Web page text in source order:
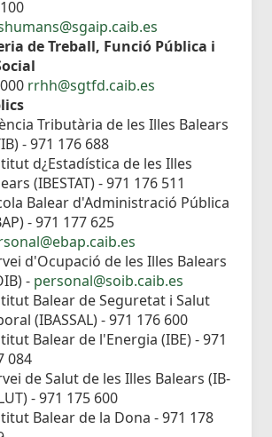
de Treball, Funció Pública i
rrhh@sgtfd.caib.es
Tributària de les Illes Balears
- 971 176 688
d¿Estadística de les Illes
(IBESTAT) - 971 176 511
Balear d'Administració Pública
- 971 177 625
d'Ocupació de les Illes Balears
- personal@soib.caib.es
Balear de Seguretat i Salut
(IBASSAL) - 971 176 600
Balear de l'Energia (IBE) - 971
084
de Salut de les Illes Balears (IB-
- 971 175 600
Balear de la Dona - 971 178